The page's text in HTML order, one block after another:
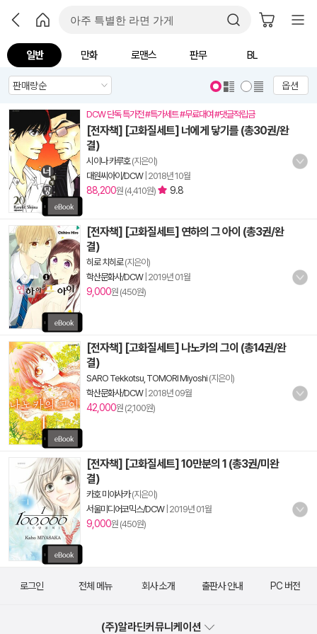
일반 만화 로맨스 판무 BL
옵션
DCW 단독 특가전 #특가세트 #무료대여 #댓글적립금
[전자책] [고화질세트] 너에게 닿기를 (총30권/완
결)
시이나 카루호(지은이)
대원씨아이/DCW| 2018년 10월
88,200원 (4,410원) 9.8
[전자책] [고화질세트] 연하의 그 아이 (총3권/완
결)
히로 치히로(지은이)
학산문화사/DCW| 2019년 01월
9,000원 (450원)
[전자책] [고화질세트] 나노카의 그이 (총14권/완
결)
SARO Tekkotsu, TOMORI Miyoshi (지은이)
학산문화사/DCW| 2018년 09월
42,000원 (2,100원)
[전자책] [고화질세트] 10만분의 1 (총3권/미완
결)
카호 미야사카(지은이)
서울미디어코믹스/DCW| 2019년 01월
9,000원 (450원)
로그인 전체 메뉴 회사 소개 출판사 안내 PC 버전
(주)알라딘커뮤니케이션